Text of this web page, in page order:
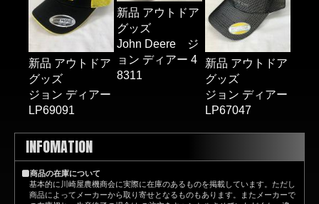
INFOMATION
商品の在庫について
基本的に川崎屋農機商会に実際に在庫のあるものを掲載しています。ただし
商品によってメーカーから取り寄せとなるものもあります。またメーカーで
新品 アウトドア
グッズ
ジョン ディアー
LP69091
新品 アウトドア
グッズ
John Deere ジ
ョン ディアー 4
8311
新品 アウトドア
グッズ
ジョン ディアー
LP67047